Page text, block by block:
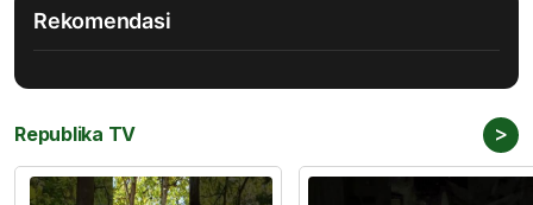
Rekomendasi
Republika TV >